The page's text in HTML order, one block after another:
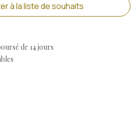
à la liste de souhaits
de 14 jours